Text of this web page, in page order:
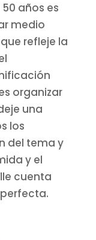
años es
medio
refleje la
organizar
una
los
del tema y
y el
cuenta